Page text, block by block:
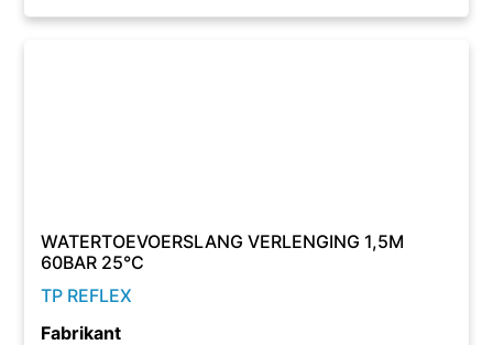
WATERTOEVOERSLANG VERLENGING 1,5M
60BAR 25°C
TP REFLEX
Fabrikant